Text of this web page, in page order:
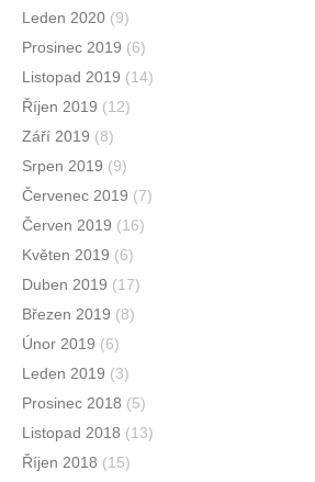
Leden 2020 (9)
Prosinec 2019 (6)
Listopad 2019 (14)
Říjen 2019 (12)
Září 2019 (8)
Srpen 2019 (9)
Červenec 2019 (7)
Červen 2019 (16)
Květen 2019 (6)
Duben 2019 (17)
Březen 2019 (8)
Únor 2019 (6)
Leden 2019 (3)
Prosinec 2018 (5)
Listopad 2018 (13)
Říjen 2018 (15)